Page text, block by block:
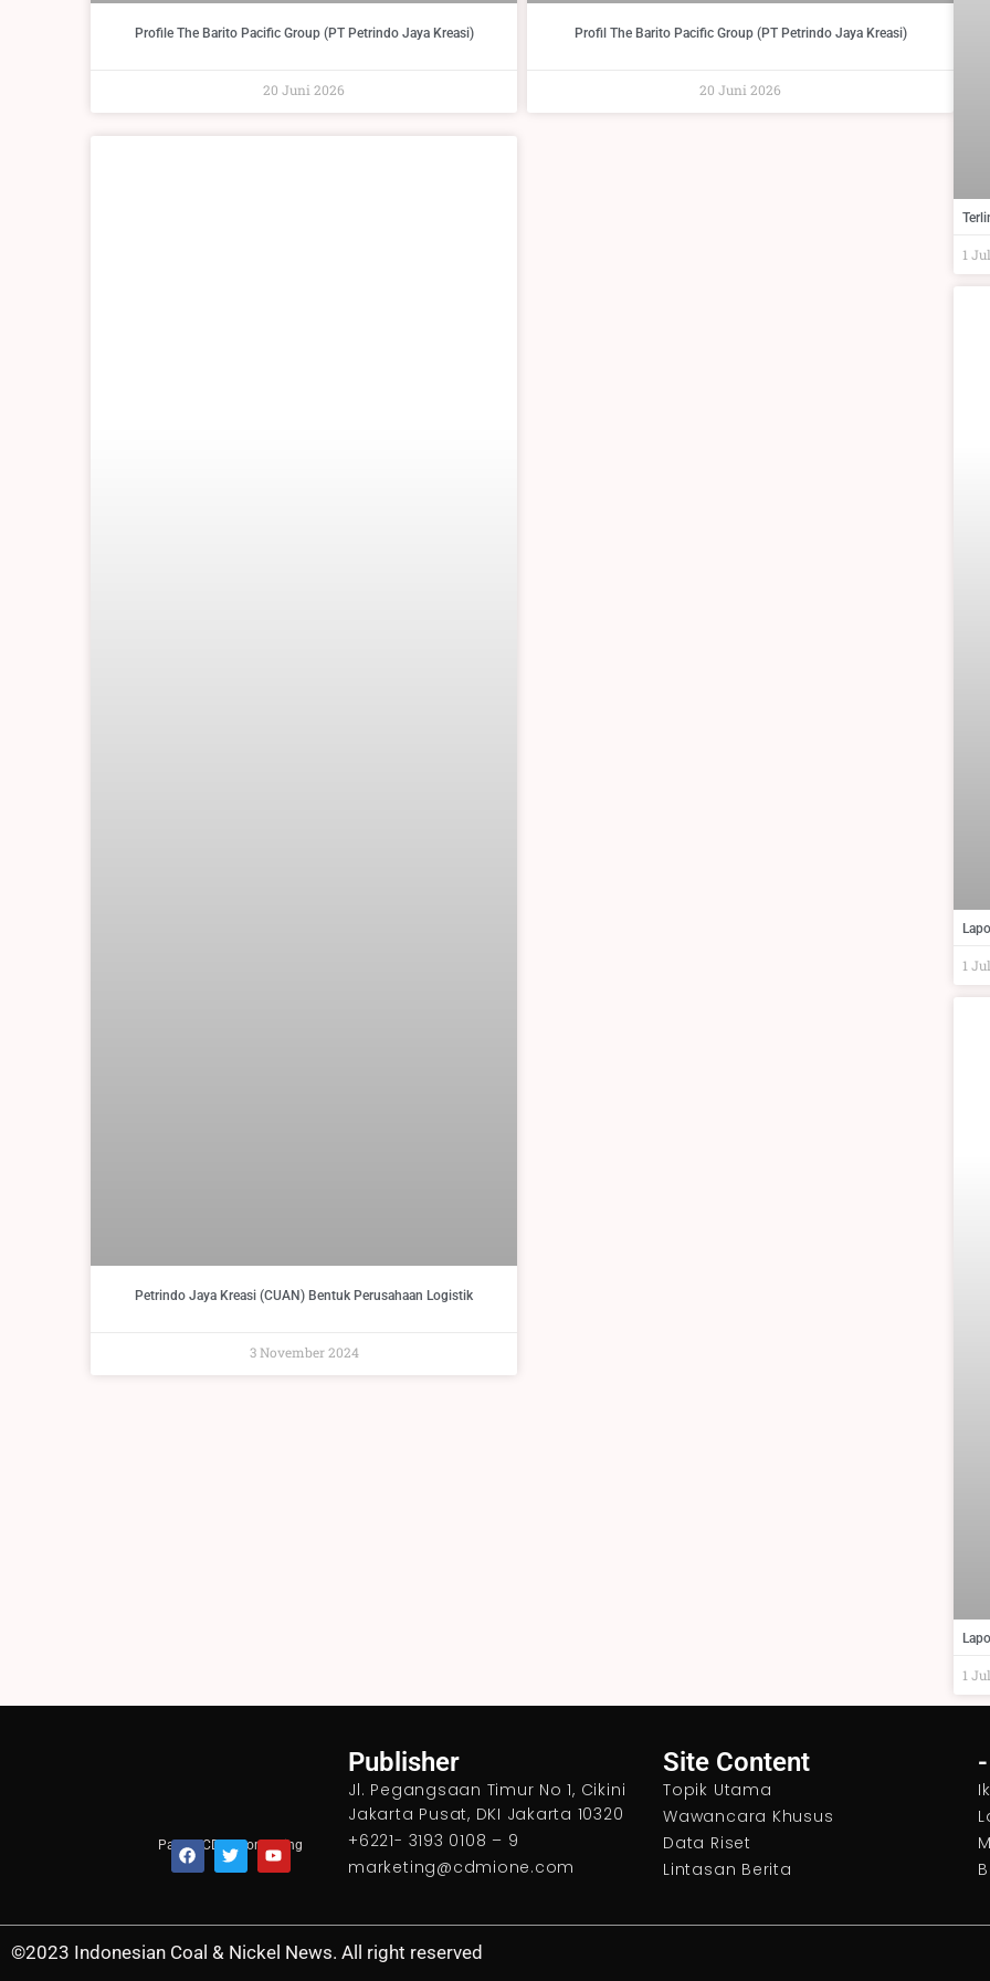
Profile The Barito Pacific Group (PT Petrindo Jaya Kreasi)
20 Juni 2026
Profil The Barito Pacific Group (PT Petrindo Jaya Kreasi)
20 Juni 2026
Petrindo Jaya Kreasi (CUAN) Bentuk Perusahaan Logistik
3 November 2024
1
1
1
Part of CDMI Consulting
c
b
i
t
u
t
u
Publisher
Jl. Pegangsaan Timur No 1, Cikini
Jakarta Pusat, DKI Jakarta 10320
+6221- 3193 0108 – 9
marketing@cdmione.com
Site Content
Topik Utama
Wawancara Khusus
Data Riset
Lintasan Berita
-
©2023 Indonesian Coal & Nickel News. All right reserved